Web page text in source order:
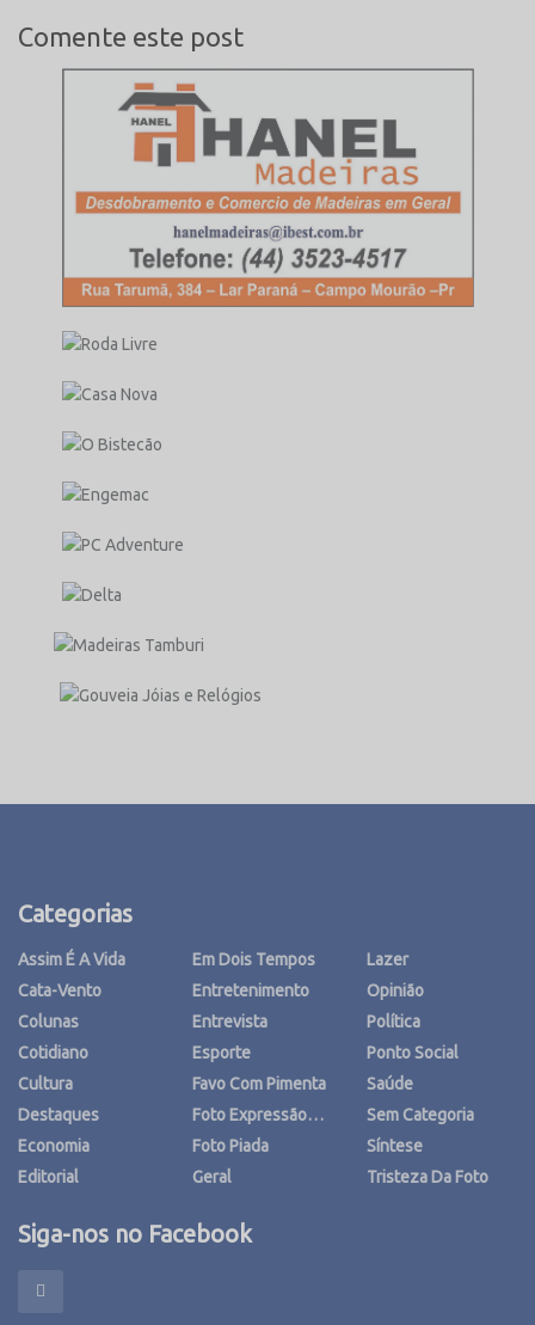
Comente este post
Categorias
Assim É A Vida
Cata-Vento
Colunas
Cotidiano
Cultura
Destaques
Economia
Editorial
Em Dois Tempos
Entretenimento
Entrevista
Esporte
Favo Com Pimenta
Foto Expressão…
Foto Piada
Geral
Lazer
Opinião
Política
Ponto Social
Saúde
Sem Categoria
Síntese
Tristeza Da Foto
Siga-nos no Facebook